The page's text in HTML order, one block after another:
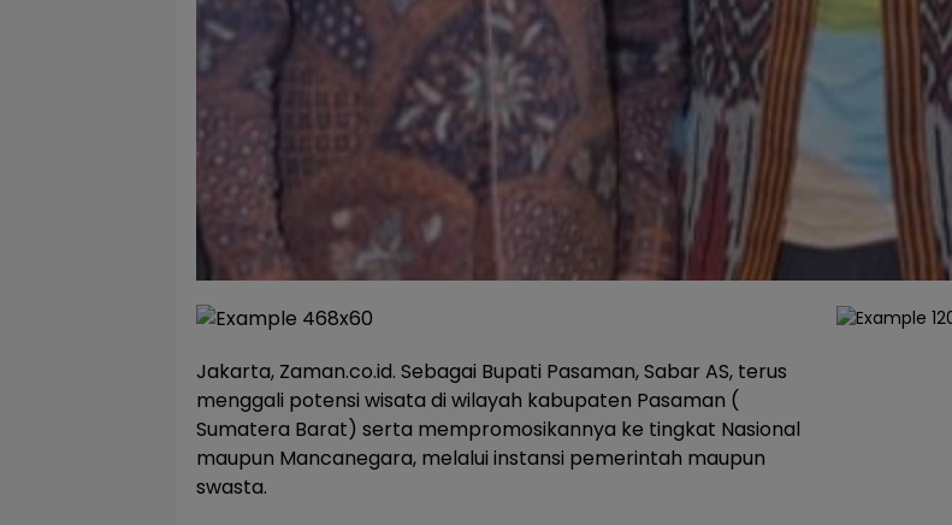
Jakarta, Zaman.co.id. Sebagai Bupati Pasaman, Sabar AS, terus
menggali potensi wisata di wilayah kabupaten Pasaman (
Sumatera Barat) serta mempromosikannya ke tingkat Nasional
maupun Mancanegara, melalui instansi pemerintah maupun
swasta.